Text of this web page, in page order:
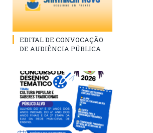
EDITAL DE CONVOCAÇÃO
DE AUDIÊNCIA PÚBLICA